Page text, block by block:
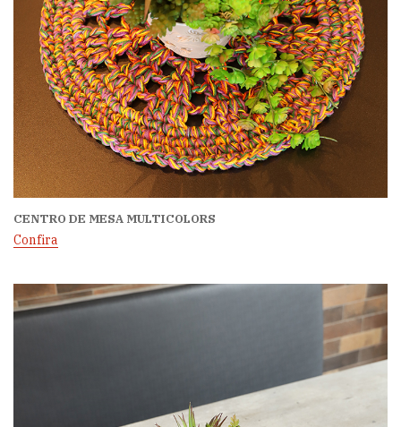
CENTRO DE MESA MULTICOLORS
Confira